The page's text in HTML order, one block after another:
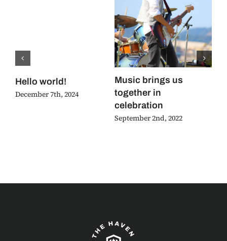
Hello world!
December 7th, 2024
Music brings us
together in
celebration
September 2nd, 2022